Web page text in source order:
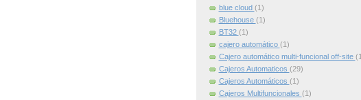
blue cloud (1)
Bluehouse (1)
BT32 (1)
cajero automático (1)
Cajero automático multi-funcional off-site
Cajeros Automaticos (29)
Cajeros Automáticos (1)
Cajeros Multifuncionales (1)